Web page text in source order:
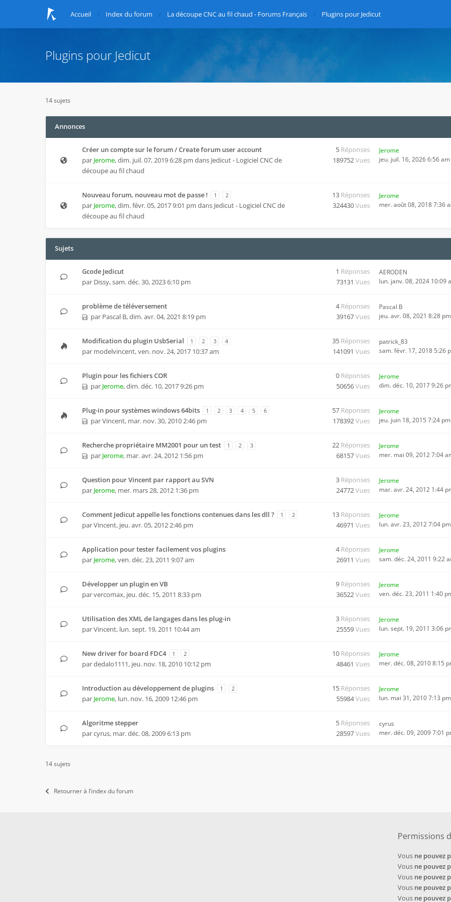
Accueil Index du forum La découpe CNC au fil chaud - Forums Français Plugins pour Jedicut
Plugins pour Jedicut
14 sujets
Annonces
Créer un compte sur le forum / Create forum user account
par Jerome,dim. juil. 07, 2019 6:28 pm dans Jedicut - Logiciel CNC de
découpe au fil chaud
5 Réponses
189752Vues
Jerome
jeu. juil. 16, 2026 6:56 am
Nouveau forum, nouveau mot de passe ! 1 2
par Jerome,dim. févr. 05, 2017 9:01 pm dans Jedicut - Logiciel CNC de
découpe au fil chaud
13 Réponses
324430Vues
Jerome
mer. août 08, 2018 7:36
Sujets
Gcode Jedicut
par Dissy,sam. déc. 30, 2023 6:10 pm
1 Réponses
73131 Vues
AERODEN
lun. janv. 08, 2024 10:09
problème de téléversement
par Pascal B,dim. avr. 04, 2021 8:19 pm
4Réponses
39167Vues
Pascal B
jeu. avr. 08, 2021 8:28 pm
Modification du plugin UsbSerial 1 2 3 4
par modelvincent,ven. nov. 24, 2017 10:37 am
35 Réponses
141091 Vues
patrick_83
sam. févr. 17, 2018 5:26
Plugin pour les fichiers COR
par Jerome,dim. déc. 10, 2017 9:26 pm
0 Réponses
50656Vues
Jerome
dim. déc. 10, 2017 9:26
Plug-in pour systèmes windows 64bits 1 2 3 4 5 6
parVincent, mar. nov. 30, 2010 2:46 pm
57 Réponses
178392Vues
Jerome
jeu. juin 18, 2015 7:24 pm
Recherche propriétaire MM2001 pour un test 1 2 3
par Jerome, mar. avr. 24, 2012 1:56 pm
22 Réponses
68157Vues
Jerome
mer. mai 09, 2012 7:04
Question pour Vincent par rapport au SVN
par Jerome, mer. mars 28, 2012 1:36 pm
3 Réponses
24772Vues
Jerome
mar. avr. 24, 2012 1:44
Comment Jedicut appelle les fonctions contenues dans les dll ? 1 2
parVincent, jeu. avr. 05, 2012 2:46 pm
13 Réponses
46971 Vues
Jerome
lun. avr. 23, 2012 7:04 pm
Application pour tester facilement vos plugins
par Jerome,ven. déc. 23, 2011 9:07 am
4Réponses
26911 Vues
Jerome
sam. déc. 24, 2011 9:22
Développer un plugin en VB
parvercomax, jeu. déc. 15, 2011 8:33 pm
9 Réponses
36522Vues
Jerome
ven. déc. 23, 2011 1:40
Utilisation des XML de langages dans les plug-in
parVincent, lun. sept. 19, 2011 10:44 am
3 Réponses
25559Vues
Jerome
lun. sept. 19, 2011 3:06
New driver for board FDC4 1 2
pardedalo1111, jeu. nov. 18, 2010 10:12 pm
10 Réponses
48461 Vues
Jerome
mer. déc. 08, 2010 8:15
Introduction au développement de plugins 1 2
par Jerome, lun. nov. 16, 2009 12:46 pm
15 Réponses
55984Vues
Jerome
lun. mai 31, 2010 7:13 pm
Algoritme stepper
parcyrus, mar. déc. 08, 2009 6:13 pm
5 Réponses
28597Vues
cyrus
mer. déc. 09, 2009 7:01
14 sujets
Retourner à l’index du forum
Permissions
Vous ne pouvez
Vous ne pouvez
Vous ne pouvez
Vous ne pouvez
Vous ne pouvez